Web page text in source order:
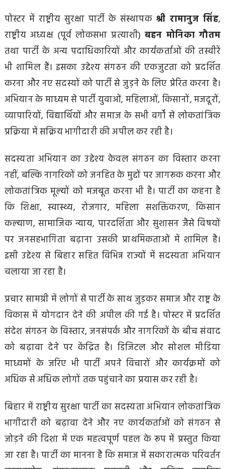
पोस्टर में राष्ट्रीय सुरक्षा पार्टी के संस्थापक श्री रामानुज सिंह,
राष्ट्रीय अध्यक्ष (पूर्व लोकसभा प्रत्याशी) बहन मोनिका गौतम
तथा पार्टी के अन्य पदाधिकारियों और कार्यकर्ताओं की तस्वीरें
भी शामिल हैं। इसका उद्देश्य संगठन की एकजुटता को प्रदर्शित
करना और नए सदस्यों को पार्टी से जुड़ने के लिए प्रेरित करना है।
अभियान के माध्यम से पार्टी युवाओं, महिलाओं, किसानों, मजदूरों,
व्यापारियों, विद्यार्थियों और समाज के सभी वर्गों से लोकतांत्रिक
प्रक्रिया में सक्रिय भागीदारी की अपील कर रही है।
सदस्यता अभियान का उद्देश्य केवल संगठन का विस्तार करना
नहीं, बल्कि नागरिकों को जनहित के मुद्दों पर जागरूक करना और
लोकतांत्रिक मूल्यों को मजबूत करना भी है। पार्टी का कहना है
कि शिक्षा, स्वास्थ्य, रोजगार, महिला सशक्तिकरण, किसान
कल्याण, सामाजिक न्याय, पारदर्शिता और सुशासन जैसे विषयों
पर जनसहभागिता बढ़ाना उसकी प्राथमिकताओं में शामिल है।
इसी उद्देश्य से बिहार सहित विभिन्न राज्यों में सदस्यता अभियान
चलाया जा रहा है।
प्रचार सामग्री में लोगों से पार्टी के साथ जुड़कर समाज और राष्ट्र के
विकास में योगदान देने की अपील की गई है। पोस्टर में प्रदर्शित
संदेश संगठन के विस्तार, जनसंपर्क और नागरिकों के बीच संवाद
को बढ़ावा देने पर केंद्रित है। डिजिटल और सोशल मीडिया
माध्यमों के जरिए भी पार्टी अपने विचारों और कार्यक्रमों को
अधिक से अधिक लोगों तक पहुंचाने का प्रयास कर रही है।
बिहार में राष्ट्रीय सुरक्षा पार्टी का सदस्यता अभियान लोकतांत्रिक
भागीदारी को बढ़ावा देने और नए कार्यकर्ताओं को संगठन से
जोड़ने की दिशा में एक महत्वपूर्ण पहल के रूप में प्रस्तुत किया
जा रहा है। पार्टी का मानना है कि समाज में सकारात्मक परिवर्तन